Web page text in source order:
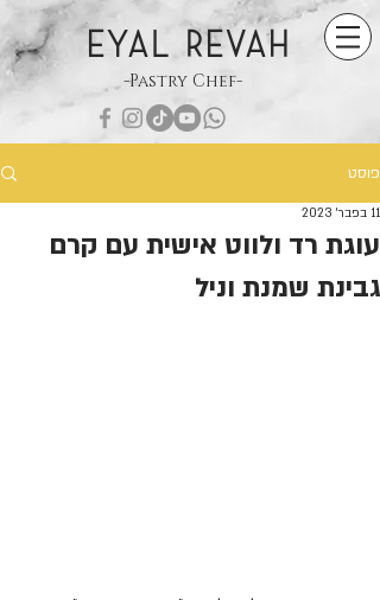
EYAL REVAH
-Pastry Chef-
פוסט
עוגת רד ולווט אישית עם קרם
גבינת שמנת וניל
11 בפבר׳ 2023